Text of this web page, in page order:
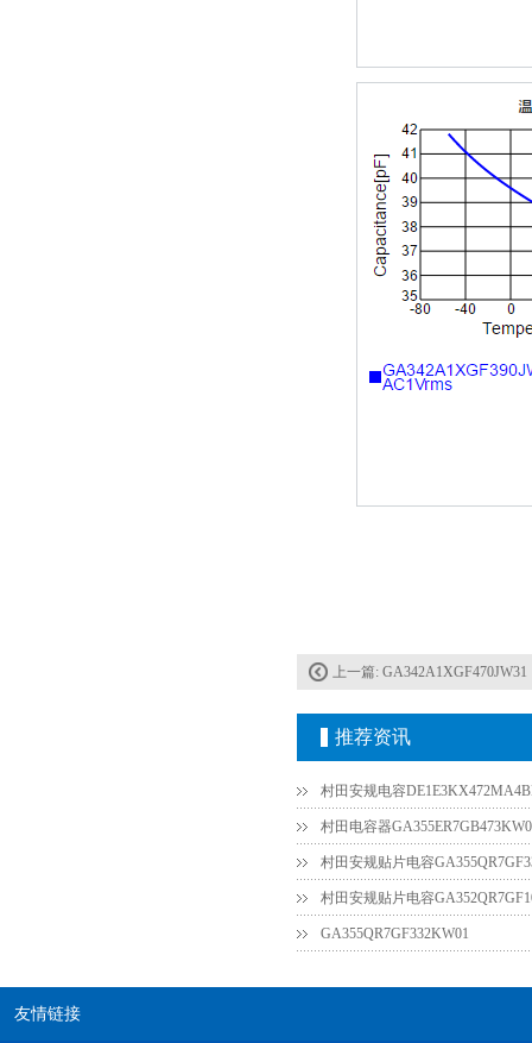
上一篇: GA342A1XGF470JW31
推荐资讯
村田安规电容
村田电容器
村田安规贴片电容
村田安规贴片电容
GA355QR7GF332KW01
友情链接